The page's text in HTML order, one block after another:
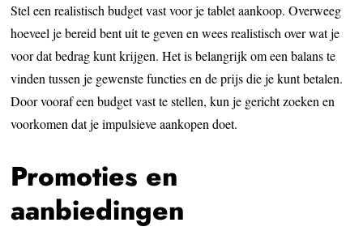
Stel een realistisch budget vast voor je tablet aankoop. Overweeg
hoeveel je bereid bent uit te geven en wees realistisch over wat je
voor dat bedrag kunt krijgen. Het is belangrijk om een balans te
vinden tussen je gewenste functies en de prijs die je kunt betalen.
Door vooraf een budget vast te stellen, kun je gericht zoeken en
voorkomen dat je impulsieve aankopen doet.
Promoties en
aanbiedingen